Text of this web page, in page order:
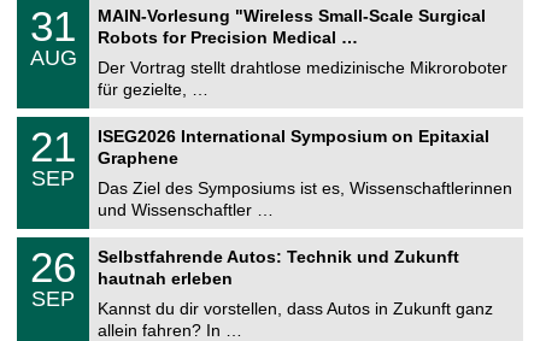
n
3
1
0
2
0
2
6
31
AUG
MAIN-Vorlesung "Wireless Small-Scale Surgical
Robots for Precision Medical …
Der Vortrag stellt drahtlose medizinische Mikroroboter
für gezielte, …
n
2
1
.
0
2
0
2
6
21
SEP
ISEG2026 International Symposium on Epitaxial
Graphene
Das Ziel des Symposiums ist es, Wissenschaftlerinnen
und Wissenschaftler …
2
6
.
0
26
SEP
Selbstfahrende Autos: Technik und Zukunft
hautnah erleben
Kannst du dir vorstellen, dass Autos in Zukunft ganz
allein fahren? In …